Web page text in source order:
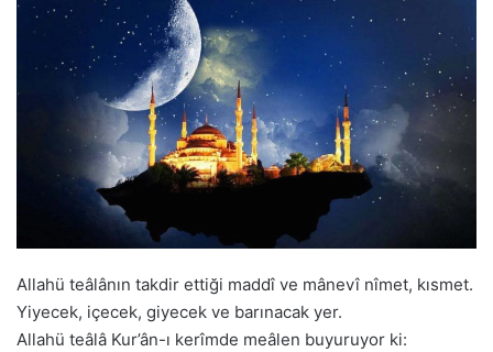
Allahü teâlânın takdir ettiği maddî ve mânevî nîmet, kısmet.
Yiyecek, içecek, giyecek ve barınacak yer.
Allahü teâlâ Kur’ân-ı kerîmde meâlen buyuruyor ki: